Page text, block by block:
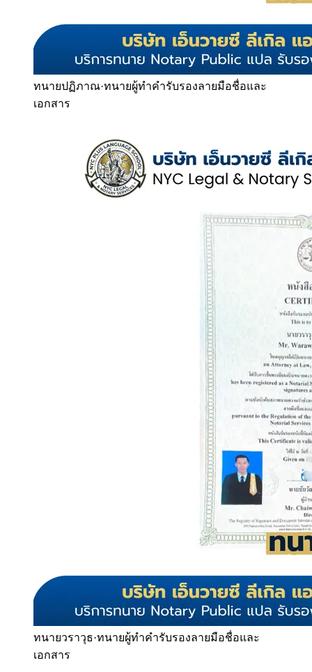
ทนายปฏิภาณ·ทนายผู้ทำคำรับรองลายมือชื่อและ
เอกสาร
ทนายวราวุธ·ทนายผู้ทำคำรับรองลายมือชื่อและ
เอกสาร